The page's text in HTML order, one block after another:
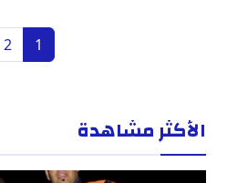
1
2
الأكثر مشاهدة